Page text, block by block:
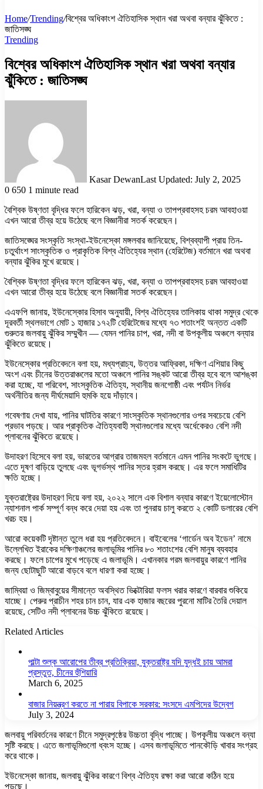
Home/Trending/বিশ্বের অধিকাংশ ঐতিহাসিক স্থান খরা অথবা বন্যার ঝুঁকিতে :
জাতিসঙ্ঘ
Trending
বিশ্বের অধিকাংশ ঐতিহাসিক স্থান খরা অথবা বন্যার
ঝুঁকিতে : জাতিসঙ্ঘ
Kasar DewanLast Updated: July 2, 2025
0 650 1 minute read
বৈশ্বিক উষ্ণতা বৃদ্ধির ফলে হারিকেন ঝড়, খরা, বন্যা ও তাপপ্রবাহসহ চরম আবহাওয়া
এখন আরো তীব্র হয়ে উঠেছে বলে বিজ্ঞানীরা সতর্ক করেছেন।
জাতিসঙ্ঘের সংস্কৃতি সংস্থা-ইউনেস্কো মঙ্গলবার জানিয়েছে, বিশ্বব্যাপী প্রায় তিন-
চতুর্থাংশ সাংস্কৃতিক ও প্রাকৃতিক বিশ্ব ঐতিহ্যের স্থান (হেরিটেজ) বর্তমানে খরা অথবা
বন্যার ঝুঁকির মুখে রয়েছে।
বৈশ্বিক উষ্ণতা বৃদ্ধির ফলে হারিকেন ঝড়, খরা, বন্যা ও তাপপ্রবাহসহ চরম আবহাওয়া
এখন আরো তীব্র হয়ে উঠেছে বলে বিজ্ঞানীরা সতর্ক করেছেন।
এএফপি জানায়, ইউনেস্কোর হিসাব অনুযায়ী, বিশ্ব ঐতিহ্যের তালিকায় থাকা সমুদ্র থেকে
দূরবর্তী স্থলভাগে মোট ১ হাজার ১৭২টি হেরিটেজের মধ্যে ৭৩ শতাংশই অন্তত একটি
গুরুতর জলবায়ু ঝুঁকির সম্মুখীন — যেমন পানির চাপ, খরা, নদী বা উপকূলীয় অঞ্চলে বন্যার
ঝুঁকিতে রয়েছে।
ইউনেস্কোর প্রতিবেদনে বলা হয়, মধ্যপ্রাচ্য, উত্তর আফ্রিকা, দক্ষিণ এশিয়ার কিছু
অংশ এবং চীনের উত্তরাঞ্চলের মতো অঞ্চলে পানির সঙ্কট আরো তীব্র হবে বলে আশঙ্কা
করা হচ্ছে, যা পরিবেশ, সাংস্কৃতিক ঐতিহ্য, স্থানীয় জনগোষ্ঠী এবং পর্যটন নির্ভর
অর্থনীতির জন্য দীর্ঘমেয়াদি হুমকি হয়ে দাঁড়াবে।
গবেষণায় দেখা যায়, পানির ঘাটতির কারণে সাংস্কৃতিক স্থানগুলোর ওপর সবচেয়ে বেশি
প্রভাব পড়ছে। আর প্রাকৃতিক ঐতিহ্যবাহী স্থানগুলোর মধ্যে অর্ধেকেরও বেশি নদী
প্লাবনের ঝুঁকিতে রয়েছে।
উদাহরণ হিসেবে বলা হয়, ভারতের আগ্রার তাজমহল বর্তমানে এমন পানির সংকটে ভুগছে।
এতে দূষণ বাড়িয়ে তুলছে এবং ভূগর্ভস্থ পানির স্তর হ্রাস করছে। এর ফলে সমাধিটির
ক্ষতি হচ্ছে।
যুক্তরাষ্ট্রের উদাহরণ দিয়ে বলা হয়, ২০২২ সালে এক বিশাল বন্যার কারণে ইয়েলোস্টোন
ন্যাশনাল পার্ক সম্পূর্ণ বন্ধ করে দেয়া হয় এবং তা পুনরায় চালু করতে ২ কোটি ডলারের বেশি
খরচ হয়।
আরো কয়েকটি দৃষ্টান্ত তুলে ধরা হয় প্রতিবেদনে। বাইবেলের ‘গার্ডেন অব ইডেন’ নামে
উল্লেখিত ইরাকের দক্ষিণাঞ্চলের জলাভূমির পানির ৮০ শতাংশের বেশি মানুষ ব্যবহার
করছে। ফলে চাপের মুখে পড়েছে এ জলাভূমি। এখানকার গরম জলবায়ুর কারণে পানির
জন্য ছোটাছুটি আরো বাড়বে বলে ধারণা করা হচ্ছে।
জাম্বিয়া ও জিম্বাবুয়ের সীমান্তে অবস্থিত ভিক্টোরিয়া ফলস খরার কারণে বারবার শুকিয়ে
যাচ্ছে। পেরুর প্রাচীন শহর চান চান, যার এক হাজার বছরের পুরনো মাটির তৈরি দেয়াল
রয়েছে, সেটিও নদী প্লাবনের উচ্চ ঝুঁকিতে রয়েছে।
Related Articles
পাল্টা শুল্ক আরোপের তীব্র প্রতিক্রিয়া, যুক্তরাষ্ট্র যদি যুদ্ধই চায় আমরা
প্রস্তুত, চীনের হুঁশিয়ারি
March 6, 2025
বাজার নিয়ন্ত্রণ করতে না পারায় বিপাকে সরকার: সংসদে এমপিদের উদ্বেগ
July 3, 2024
জলবায়ু পরিবর্তনের কারণে চীনে সমুদ্রপৃষ্ঠের উচ্চতা বৃদ্ধি পাচ্ছে। উপকূলীয় অঞ্চলে বন্যা
সৃষ্টি করছে। এতে জলাভূমিগুলো ধ্বংস হচ্ছে। এসব জলাভূমিতে পানকৌড়ি খাবার সংগ্রহ
করে থাকে।
ইউনেস্কো জানায়, জলবায়ু ঝুঁকির কারণে বিশ্ব ঐতিহ্য রক্ষা করা আরো কঠিন হয়ে
পড়ছে।